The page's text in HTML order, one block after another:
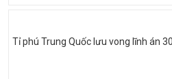
Tỉ phú Trung Quốc lưu vong lĩnh án